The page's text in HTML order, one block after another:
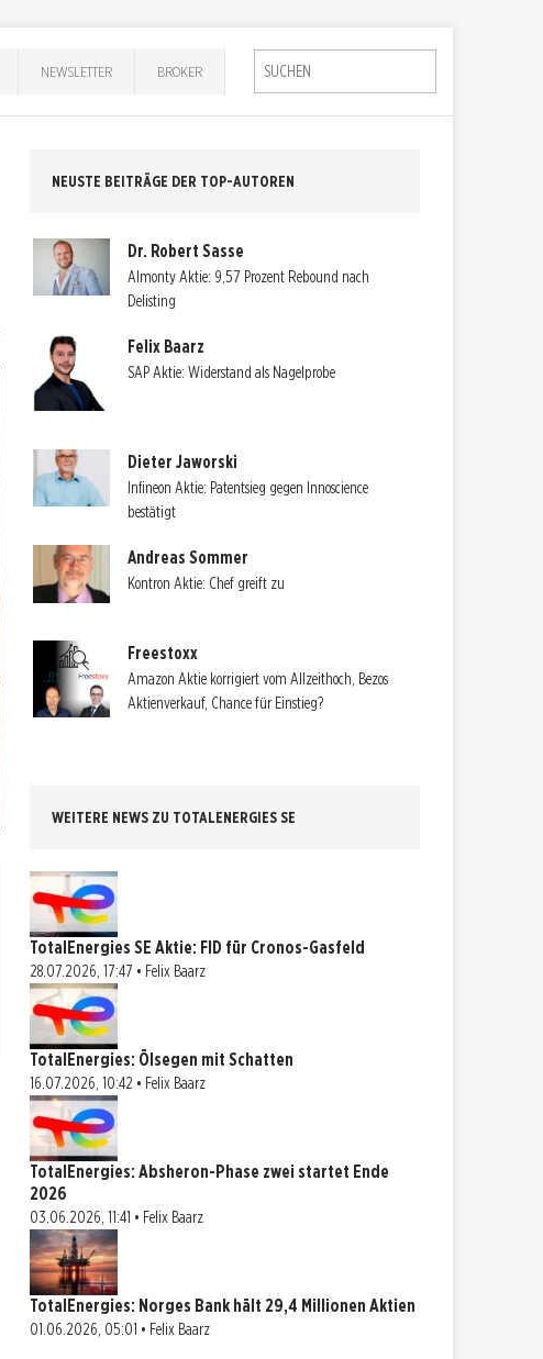
NEWSLETTER BROKER
NEUSTE BEITRÄGE DER TOP-AUTOREN
Dr. Robert Sasse
Almonty Aktie: 9,57 Prozent Rebound nach
Delisting
Felix Baarz
SAP Aktie: Widerstand als Nagelprobe
Dieter Jaworski
Infineon Aktie: Patentsieg gegen Innoscience
bestätigt
Andreas Sommer
Kontron Aktie: Chef greift zu
Freestoxx
Amazon Aktie korrigiert vom Allzeithoch, Bezos
Aktienverkauf, Chance für Einstieg?
WEITERE NEWS ZU TOTALENERGIES SE
TotalEnergies SE Aktie: FID für Cronos-Gasfeld
28.07.2026, 17:47 • Felix Baarz
TotalEnergies: Ölsegen mit Schatten
16.07.2026, 10:42 • Felix Baarz
TotalEnergies: Absheron-Phase zwei startet Ende
2026
03.06.2026, 11:41 • Felix Baarz
TotalEnergies: Norges Bank hält 29,4 Millionen Aktien
01.06.2026, 05:01 • Felix Baarz